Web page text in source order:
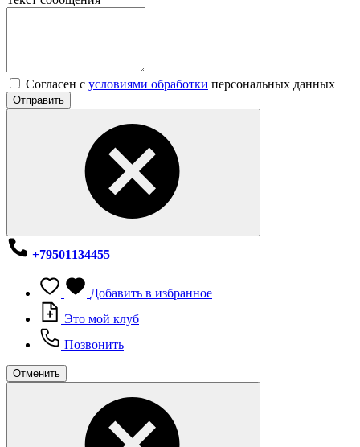
Согласен с условиями обработки персональных данных
Отправить
+79501134455
Добавить в избранное
Это мой клуб
Позвонить
Отменить